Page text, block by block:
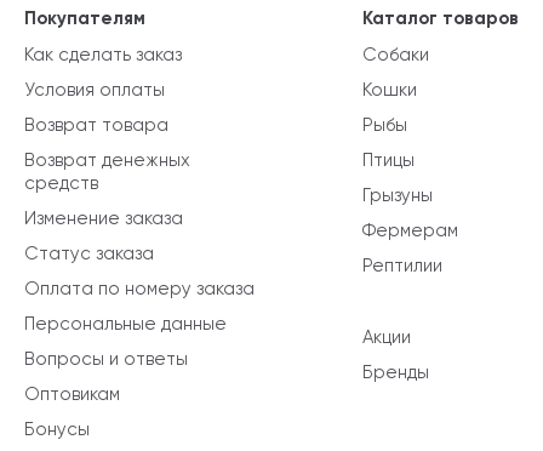
Каталог товаров
Собаки
Кошки
Рыбы
Птицы
Грызуны
Фермерам
Рептилии
Акции
Бренды
Покупателям
Как сделать заказ
Условия оплаты
Возврат товара
Возврат денежных
средств
Изменение заказа
Статус заказа
Оплата по номеру заказа
Персональные данные
Вопросы и ответы
Оптовикам
Бонусы